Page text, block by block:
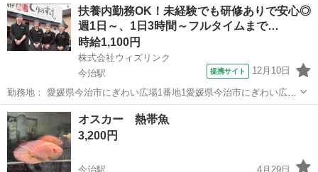
愛媛 今治市 今治駅 クレヨンしんちゃん
扶養内勤務OK！未経験でも研修ありで安心◎
週1日～、1日3時間～フルタイムまで…
時給1,100円
株式会社ウィズリンク
今治駅
提携サイト 12月10日
勤務地： 愛媛県今治市にぎわい広場1番地1愛媛県今治市にぎわい広場
1番地1 今治駅 自動車10分 週勤務日時： 週1日~ 09:00〜17:00／
11:00〜21:00／12:00〜22:00 雇用形態： パート・アル...
愛媛 今治市 キッチン
オスカー 熱帯魚
3,200円
今治駅
4月29日